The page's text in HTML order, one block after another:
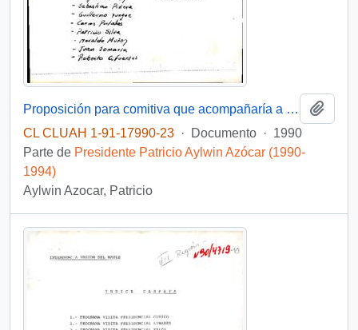
Proposición para comitiva que acompañaría a S.E. a las diversas actividades de la Gira a Estados Unidos
CL CLUAH 1-91-17990-23 · Documento · 1990
Parte de Presidente Patricio Aylwin Azócar (1990-
1994)
Aylwin Azocar, Patricio